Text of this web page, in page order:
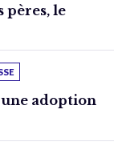
pères, le
adoption